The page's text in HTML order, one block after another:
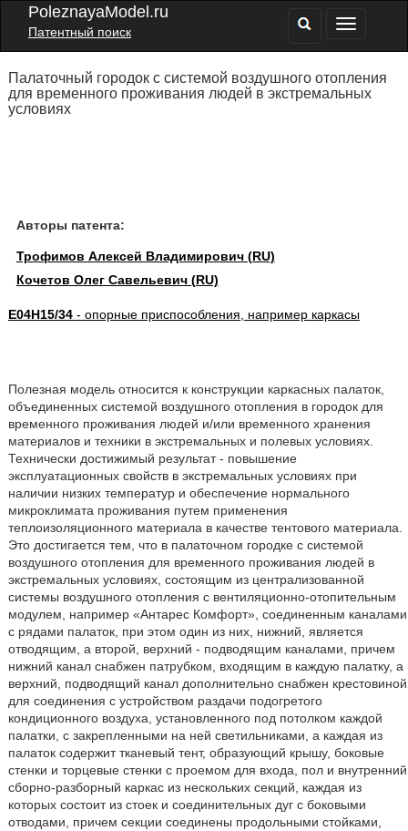
PoleznayaModel.ru
Патентный поиск
Палаточный городок с системой воздушного отопления
для временного проживания людей в экстремальных
условиях
Авторы патента:
Трофимов Алексей Владимирович (RU)
Кочетов Олег Савельевич (RU)
E04H15/34- опорные приспособления, например каркасы
Полезная модель относится к конструкции каркасных палаток,
объединенных системой воздушного отопления в городок для
временного проживания людей и/или временного хранения
материалов и техники в экстремальных и полевых условиях.
Технически достижимый результат - повышение
эксплуатационных свойств в экстремальных условиях при
наличии низких температур и обеспечение нормального
микроклимата проживания путем применения
теплоизоляционного материала в качестве тентового материала.
Это достигается тем, что в палаточном городке с системой
воздушного отопления для временного проживания людей в
экстремальных условиях, состоящим из централизованной
системы воздушного отопления с вентиляционно-отопительным
модулем, например «Антарес Комфорт», соединенным каналами
с рядами палаток, при этом один из них, нижний, является
отводящим, а второй, верхний - подводящим каналами, причем
нижний канал снабжен патрубком, входящим в каждую палатку, а
верхний, подводящий канал дополнительно снабжен крестовиной
для соединения с устройством раздачи подогретого
кондиционного воздуха, установленного под потолком каждой
палатки, с закрепленными на ней светильниками, а каждая из
палаток содержит тканевый тент, образующий крышу, боковые
стенки и торцевые стенки с проемом для входа, пол и внутренний
сборно-разборный каркас из нескольких секций, каждая из
которых состоит из стоек и соединительных дуг с боковыми
отводами, причем секции соединены продольными стойками,